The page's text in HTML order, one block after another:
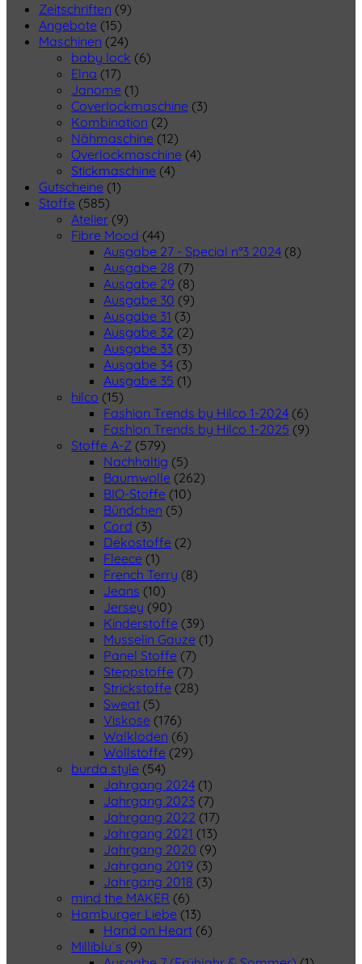
Zeitschriften (9)
Angebote (15)
Maschinen (24)
baby lock (6)
Elna (17)
Janome (1)
Coverlockmaschine (3)
Kombination (2)
Nähmaschine (12)
Overlockmaschine (4)
Stickmaschine (4)
Gutscheine (1)
Stoffe (585)
Atelier (9)
Fibre Mood (44)
Ausgabe 27 - Special n°3 2024 (8)
Ausgabe 28 (7)
Ausgabe 29 (8)
Ausgabe 30 (9)
Ausgabe 31 (3)
Ausgabe 32 (2)
Ausgabe 33 (3)
Ausgabe 34 (3)
Ausgabe 35 (1)
hilco (15)
Fashion Trends by Hilco 1-2024 (6)
Fashion Trends by Hilco 1-2025 (9)
Stoffe A-Z (579)
Nachhaltig (5)
Baumwolle (262)
BIO-Stoffe (10)
Bündchen (5)
Cord (3)
Dekostoffe (2)
Fleece (1)
French Terry (8)
Jeans (10)
Jersey (90)
Kinderstoffe (39)
Musselin Gauze (1)
Panel Stoffe (7)
Steppstoffe (7)
Strickstoffe (28)
Sweat (5)
Viskose (176)
Walkloden (6)
Wollstoffe (29)
burda style (54)
Jahrgang 2024 (1)
Jahrgang 2023 (7)
Jahrgang 2022 (17)
Jahrgang 2021 (13)
Jahrgang 2020 (9)
Jahrgang 2019 (3)
Jahrgang 2018 (3)
mind the MAKER (6)
Hamburger Liebe (13)
Hand on Heart (6)
Milliblu´s (9)